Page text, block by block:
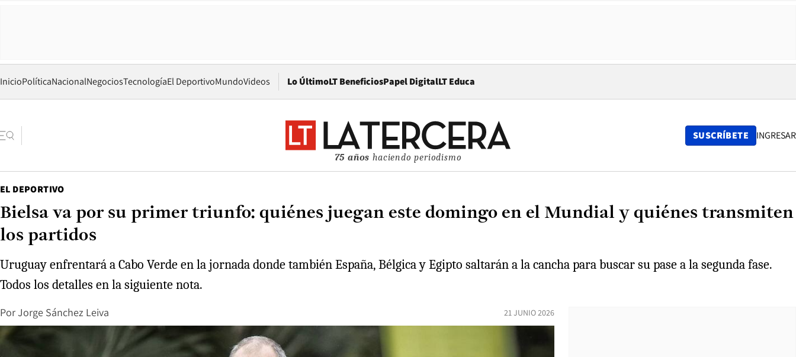
InicioPolíticaNacionalNegociosTecnologíaEl DeportivoMundoVideos Lo ÚltimoLT BeneficiosPapel DigitalOpens in new window
LT Educa
75 años haciendo periodismo
SUSCRÍBETE INGRESAR
EL DEPORTIVO
Bielsa va por su primer triunfo: quiénes juegan este domingo en el Mundial y quiénes transmiten
los partidos
Uruguay enfrentará a Cabo Verde en la jornada donde también España, Bélgica y Egipto saltarán a la cancha para buscar su pase a la segunda fase.
Todos los detalles en la siguiente nota.
PorJorge Sánchez Leiva 21 JUNIO 2026